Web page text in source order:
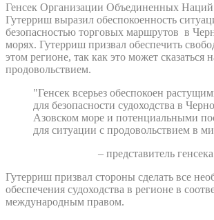
Генсек Организации Объединенных
Гутерриш выразил обеспокоенность
безопасностью торговых маршрутов в
морях. Гутерриш призвал обеспечить
этом регионе, так как это может сказаться
продовольствием.
"Генсек всерьез обеспокоен
для безопасности судоходства в
Азовском море и потенциальными
для ситуации с продовольствием в
– представитель
Гутерриш призвал стороны сделать все
обеспечения судоходства в регионе в
международным правом.